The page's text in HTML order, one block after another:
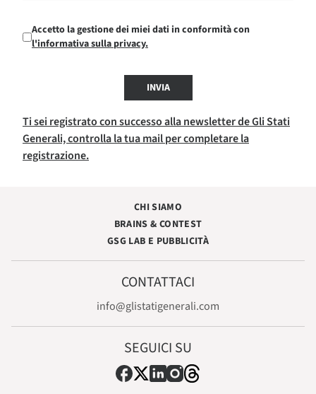
Accetto la gestione dei miei dati in conformità con
l'informativa sulla privacy.
INVIA
Ti sei registrato con successo alla newsletter de Gli Stati
Generali, controlla la tua mail per completare la
registrazione.
CHI SIAMO
BRAINS & CONTEST
GSG LAB E PUBBLICITÀ
CONTATTACI
info@glistatigenerali.com
SEGUICI SU